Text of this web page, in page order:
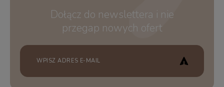
Dołącz do newslettera i nie
przegap nowych ofert